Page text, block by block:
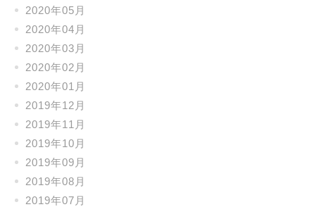
2020年05月
2020年04月
2020年03月
2020年02月
2020年01月
2019年12月
2019年11月
2019年10月
2019年09月
2019年08月
2019年07月